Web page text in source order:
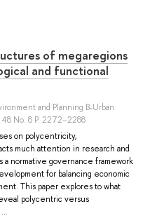
of megaregions
and functional
and Planning B-Urban
No. 8 P. 2272–2288
on polycentricity,
much attention in research and
a normative governance framework
for balancing economic
This paper explores to what
polycentric versus